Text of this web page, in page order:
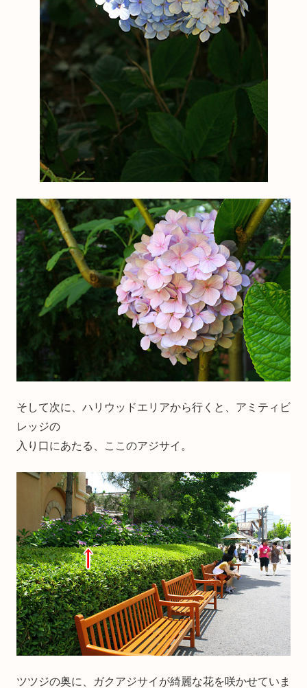
そして次に、ハリウッドエリアから行くと、アミティビ
レッジの
入り口にあたる、ここのアジサイ。
ツツジの奥に、ガクアジサイが綺麗な花を咲かせていま